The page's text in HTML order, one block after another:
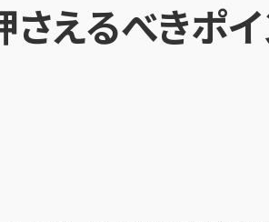
さえるべきポ